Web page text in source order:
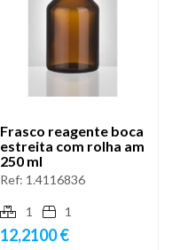
Frasco reagente boca
estreita com rolha am
250 ml
Ref: 1.4116836
1 1
12,2100 €